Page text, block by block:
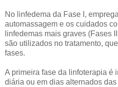
No linfedema da Fase I,
automassagem e os cuidados
linfedemas mais graves (Fases
são utilizados no tratamento,
fases.
A primeira fase da linfoterapia é
diária ou em dias alternados